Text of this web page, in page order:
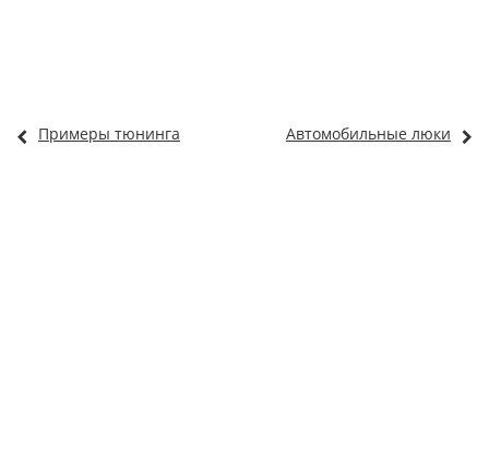
Примеры тюнинга Автомобильные люки